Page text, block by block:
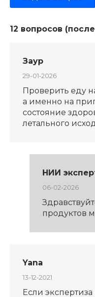
12 вопросов
Заур
29-01-2026
Проверить еду
а именно на
состояние
летального
НИИ
06-02-2026
продуктов
Yana
13-12-2021
Если